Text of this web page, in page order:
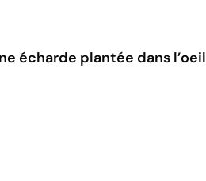
écharde plantée dans l’oeil